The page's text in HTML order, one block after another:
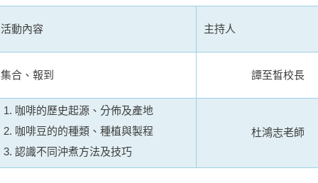
活動內容 主持人
集合、報到 譚至晳校長
咖啡的歷史起源、分佈及產地
咖啡豆的的種類、種植與製程
認識不同沖煮方法及技巧
杜鴻志老師